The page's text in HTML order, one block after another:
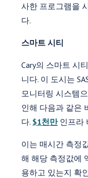
사한 프로그램을
다.
스마트 시티
Cary의 스마트 시
니다. 이 도시는
모니터링 시스템
인해 다음과 같은
다. $1천만인프라
이는 매시간 측정
해 해당 측정값에
용하고 있는지 확